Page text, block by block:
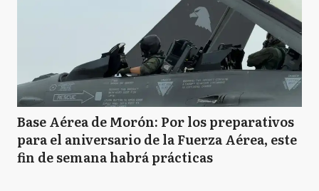
Base Aérea de Morón: Por los preparativos
para el aniversario de la Fuerza Aérea, este
fin de semana habrá prácticas